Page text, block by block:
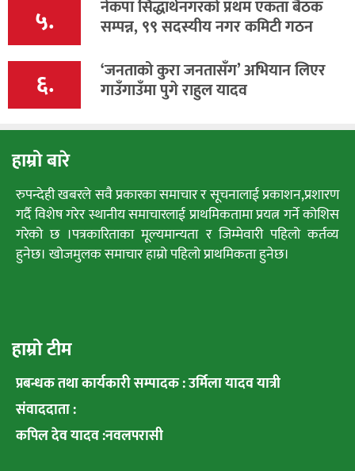
५. नेकपा सिद्धार्थनगरको प्रथम एकता बैठक
सम्पन्न, ९९ सदस्यीय नगर कमिटी गठन
६. ‘जनताको कुरा जनतासँग’ अभियान लिएर
गाउँगाउँमा पुगे राहुल यादव
हाम्रो बारे
रुपन्देही खबरले सवै प्रकारका समाचार र सूचनालाई प्रकाशन,प्रशारण
गर्दै विशेष गरेर स्थानीय समाचारलाई प्राथमिकतामा प्रयत्न गर्ने कोशिस
गरेको छ ।पत्रकारिताका मूल्यमान्यता र जिम्मेवारी पहिलो कर्तव्य
हुनेछ। खोजमुलक समाचार हाम्रो पहिलो प्राथमिकता हुनेछ।
हाम्रो टीम
प्रबन्धक तथा कार्यकारी सम्पादक : उर्मिला यादव यात्री
संवाददाता :
कपिल देव यादव :नवलपरासी